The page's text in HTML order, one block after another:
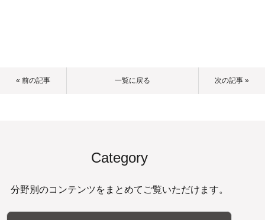
« 前の記事 一覧に戻る 次の記事 »
Category
分野別のコンテンツをまとめてご覧いただけます。